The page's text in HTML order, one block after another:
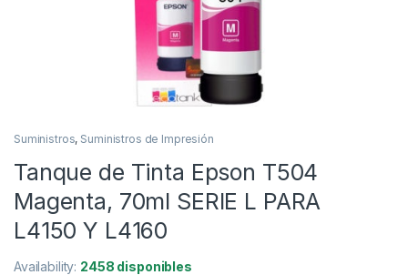
Suministros, Suministros de Impresión
Tanque de Tinta Epson T504
Magenta, 70ml SERIE L PARA
L4150 Y L4160
Availability: 2458 disponibles